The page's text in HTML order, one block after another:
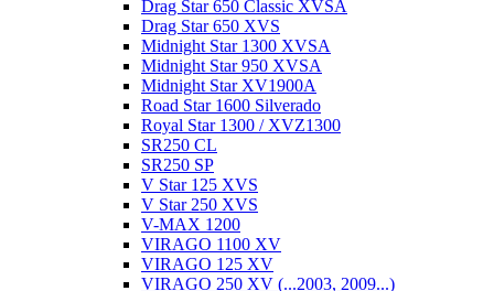
Drag Star 650 Classic XVSA
Drag Star 650 XVS
Midnight Star 1300 XVSA
Midnight Star 950 XVSA
Midnight Star XV1900A
Road Star 1600 Silverado
Royal Star 1300 / XVZ1300
SR250 CL
SR250 SP
V Star 125 XVS
V Star 250 XVS
V-MAX 1200
VIRAGO 1100 XV
VIRAGO 125 XV
VIRAGO 250 XV (...2003, 2009...)